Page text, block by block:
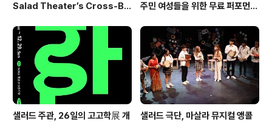
Salad Theater’s Cross-Bo
o Berlin 2026
주민 여성들을 위한 무료 퍼포먼스
샐러드 주관, 26일의 고고학展 개
샐러드 극단, 마살라 뮤지컬 앵콜